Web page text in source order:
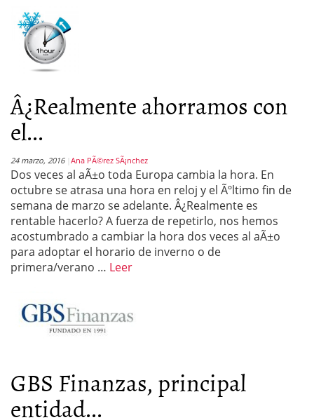
Â¿Realmente ahorramos con
el...
24 marzo, 2016 Ana PÃ©rez SÃ¡nchez
Dos veces al aÃ±o toda Europa cambia la hora. En
octubre se atrasa una hora en reloj y el Ãºltimo fin de
semana de marzo se adelante. Â¿Realmente es
rentable hacerlo? A fuerza de repetirlo, nos hemos
acostumbrado a cambiar la hora dos veces al aÃ±o
para adoptar el horario de inverno o de
primera/verano … Leer
GBS Finanzas, principal
entidad...